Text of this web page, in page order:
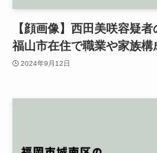
【顔画像】西田美咲容疑
福山市在住で職業や家族構
2024年9月12日